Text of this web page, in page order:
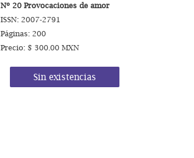
Nº 20 Provocaciones de amor
ISSN: 2007-2791
Páginas: 200
Precio: $ 300.00 MXN
Sin existencias